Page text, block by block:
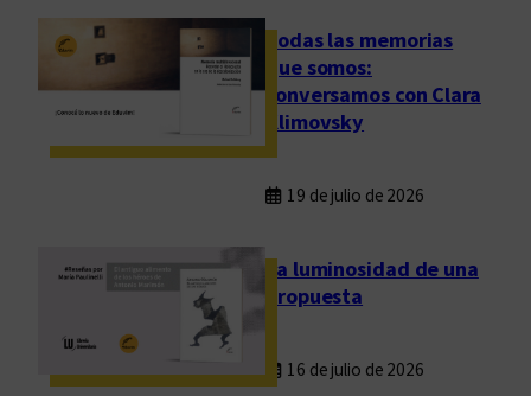
Todas las memorias
que somos:
conversamos con Clara
Klimovsky
19 de julio de 2026
La luminosidad de una
propuesta
16 de julio de 2026